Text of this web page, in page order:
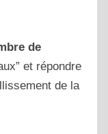
de
et répondre
de la